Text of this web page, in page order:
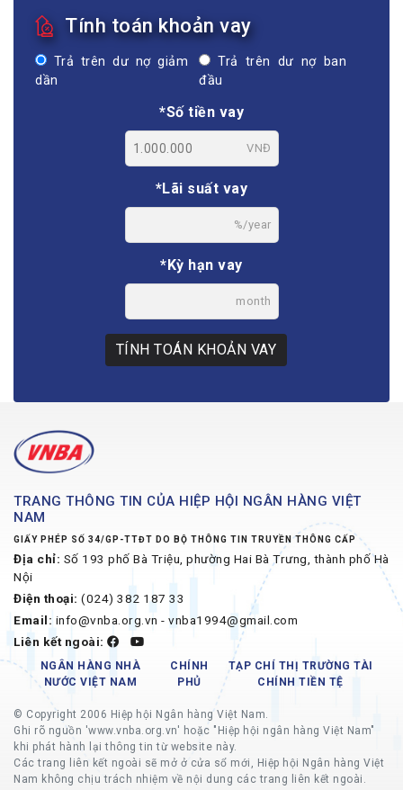
Tính toán khoản vay
Trả trên dư nợ giảm
dần
Trả trên dư nợ ban
đầu
*Số tiền vay
VNĐ
*Lãi suất vay
%/year
*Kỳ hạn vay
month
TÍNH TOÁN KHOẢN VAY
TRANG THÔNG TIN CỦA HIỆP HỘI NGÂN HÀNG VIỆT
NAM
GIẤY PHÉP SỐ 34/GP-TTĐT DO BỘ THÔNG TIN TRUYỀN THÔNG CẤP
Địa chỉ: Số 193 phố Bà Triệu, phường Hai Bà Trưng, thành phố Hà
Nội
Điện thoại: (024) 382 187 33
Email: info@vnba.org.vn - vnba1994@gmail.com
Liên kết ngoài:
NGÂN HÀNG NHÀ
NƯỚC VIỆT NAM
CHÍNH
PHỦ
TẠP CHÍ THỊ TRƯỜNG TÀI
CHÍNH TIỀN TỆ
© Copyright 2006 Hiệp hội Ngân hàng Việt Nam.
Ghi rõ nguồn 'www.vnba.org.vn' hoặc "Hiệp hội ngân hàng Việt Nam"
khi phát hành lại thông tin từ website này.
Các trang liên kết ngoài sẽ mở ở cửa sổ mới, Hiệp hội Ngân hàng Việt
Nam không chịu trách nhiệm về nội dung các trang liên kết ngoài.